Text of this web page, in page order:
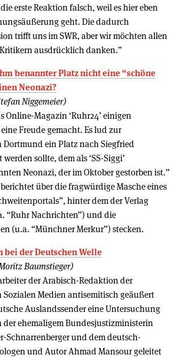
erste Reaktion falsch, weil es hier eben
geht. Die dadurch
trifft uns im SWR, aber wir möchten allen
ausdrücklich danken.”
benannter Platz nicht eine “schöne
Neonazi?
Niggemeier)
Online-Magazin ‘Ruhr24’ einigen
Freude gemacht. Es lud zur
Dortmund ein Platz nach Siegfried
sollte, dem als ‘SS-Siggi’
Neonazi, der im Oktober gestorben ist.”
über die fragwürdige Masche eines
hinter dem der Verlag
“Ruhr Nachrichten”) und die
(u.a. “Münchner Merkur”) stecken.
bei der Deutschen Welle
Baumstieger)
der Arabisch-Redaktion der
Sozialen Medien antisemitisch geäußert
Auslandssender eine Untersuchung
der ehemaligem Bundesjustizministerin
Schnarrenberger und dem deutsch-
und Autor Ahmad Mansour geleitet